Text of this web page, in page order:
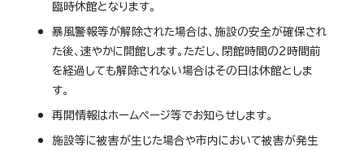
臨時休館となります。
暴風警報等が解除された場合は、施設の安全が確保され
た後、速やかに開館します。ただし、閉館時間の2時間前
を経過しても解除されない場合はその日は休館としま
す。
再開情報はホームページ等でお知らせします。
施設等に被害が生じた場合や市内において被害が発生